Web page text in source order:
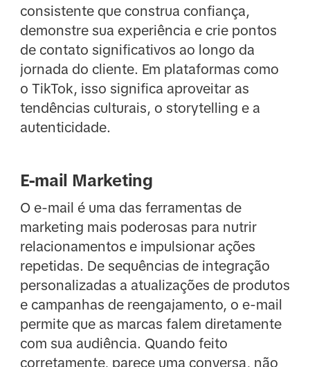
consistente que construa confiança,
demonstre sua experiência e crie pontos
de contato significativos ao longo da
jornada do cliente. Em plataformas como
o TikTok, isso significa aproveitar as
tendências culturais, o storytelling e a
autenticidade.
E-mail Marketing
O e-mail é uma das ferramentas de
marketing mais poderosas para nutrir
relacionamentos e impulsionar ações
repetidas. De sequências de integração
personalizadas a atualizações de produtos
e campanhas de reengajamento, o e-mail
permite que as marcas falem diretamente
com sua audiência. Quando feito
corretamente, parece uma conversa, não